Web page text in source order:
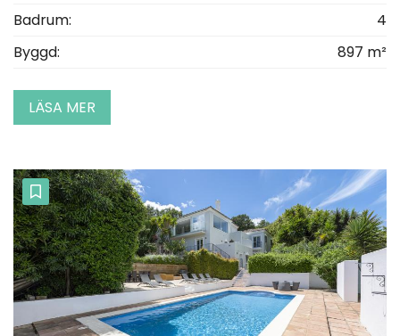
Badrum:
4
Byggd:
897 m²
LÄSA MER